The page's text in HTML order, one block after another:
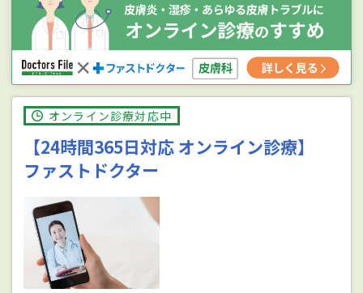
オンライン診療対応中
【24時間365日対応 オンライン診療】
ファストドクター